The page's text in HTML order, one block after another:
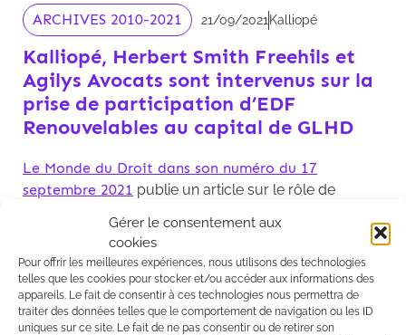
Gérer le consentement aux
cookies
Pour offrir les meilleures expériences, nous utilisons des technologies
telles que les cookies pour stocker et/ou accéder aux informations des
appareils. Le fait de consentir à ces technologies nous permettra de
traiter des données telles que le comportement de navigation ou les ID
uniques sur ce site. Le fait de ne pas consentir ou de retirer son
ARCHIVES 2010-2021 21/09/2021 Kalliopé
Kalliopé, Herbert Smith Freehils et
Agilys Avocats sont intervenus sur la
prise de participation d’EDF
Renouvelables au capital de GLHD
Le Monde du Droit dans son numéro du 17
septembre 2021 publie un article sur le rôle de
de la prise de participation d'EDF Renouvelables au
capital de GLHD ,un acteur majeur et un pionnier des
projets solaires agrivoltaïques en France.